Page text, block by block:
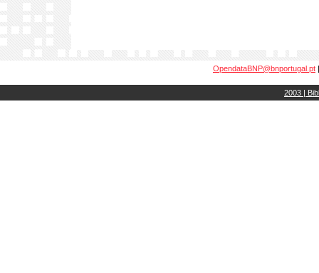
OpendataBNP@bnportugal.pt
2003 |